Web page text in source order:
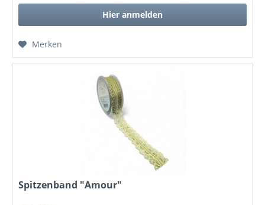
Hier anmelden
Merken
Spitzenband "Amour"